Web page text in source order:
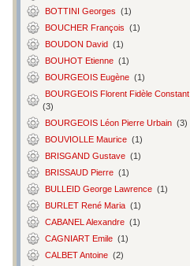
BOTTINI Georges (1)
BOUCHER François (1)
BOUDON David (1)
BOUHOT Etienne (1)
BOURGEOIS Eugène (1)
BOURGEOIS Florent Fidèle Constant
(3)
BOURGEOIS Léon Pierre Urbain (3)
BOUVIOLLE Maurice (1)
BRISGAND Gustave (1)
BRISSAUD Pierre (1)
BULLEID George Lawrence (1)
BURLET René Maria (1)
CABANEL Alexandre (1)
CAGNIART Emile (1)
CALBET Antoine (2)